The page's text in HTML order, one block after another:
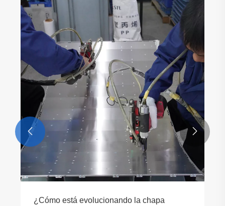
¿Cómo está evolucionando la chapa
 